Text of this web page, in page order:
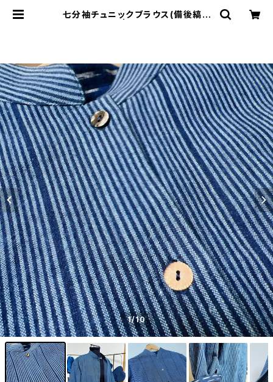
七分袖チュニックブラウス(備後縞と
1/10